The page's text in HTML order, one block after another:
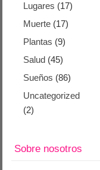
Lugares (17)
Muerte (17)
Plantas (9)
Salud (45)
Sueños (86)
Uncategorized
(2)
Sobre nosotros